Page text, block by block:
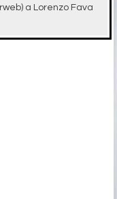
a Lorenzo Fava